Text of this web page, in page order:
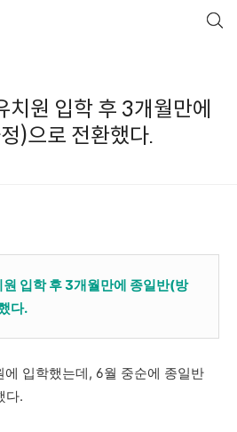
원 입학 후 3개월만에
)으로 전환했다.
입학 후 3개월만에 종일반(방
다.
입학했는데, 6월 중순에 종일반
다.